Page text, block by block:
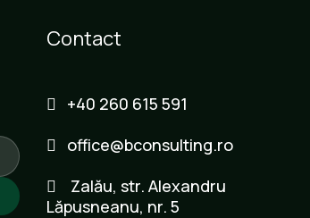
Contact
+40 260 615 591
office@bconsulting.ro
Zalău, str. Alexandru
Lăpusneanu, nr. 5